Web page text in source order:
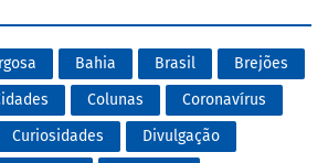
Bahia Brasil
Brejões
Colunas
Coronavírus
Curiosidades
Divulgação